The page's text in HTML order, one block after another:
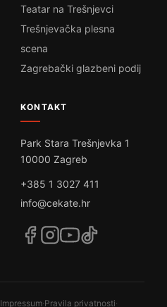
Teatar na Trešnjevci
Trešnjevačka plesna
scena
Zagrebački glazbeni podij
KONTAKT
Park Stara Trešnjevka 1
10000 Zagreb
+385 1 3027 411
info@cekate.hr
Impressum·Pravila privatnosti·